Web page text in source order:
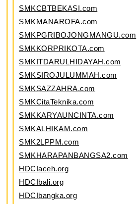
SMKCBTBEKASI.com
SMKMANAROFA.com
SMKPGRIBOJONGMANGU.com
SMKKORPRIKOTA.com
SMKITDARULHIDAYAH.com
SMKSIROJULUMMAH.com
SMKSAZZAHRA.com
SMKCitaTeknika.com
SMKKARYAUNCINTA.com
SMKALHIKAM.com
SMK2LPPM.com
SMKHARAPANBANGSA2.com
HDCIaceh.org
HDCIbali.org
HDCIbangka.org